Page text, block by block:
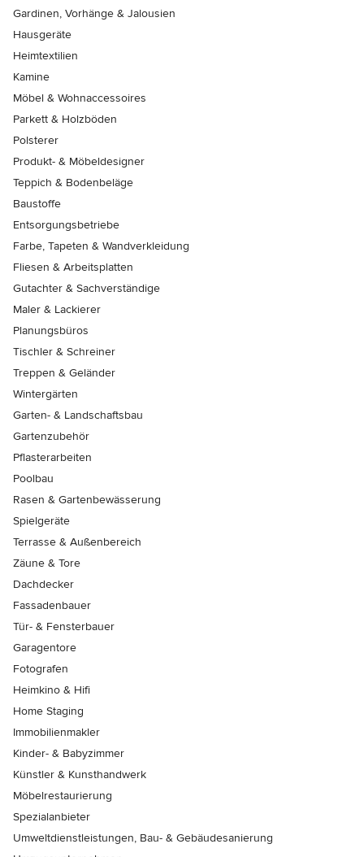
Gardinen, Vorhänge & Jalousien
Hausgeräte
Heimtextilien
Kamine
Möbel & Wohnaccessoires
Parkett & Holzböden
Polsterer
Produkt- & Möbeldesigner
Teppich & Bodenbeläge
Baustoffe
Entsorgungsbetriebe
Farbe, Tapeten & Wandverkleidung
Fliesen & Arbeitsplatten
Gutachter & Sachverständige
Maler & Lackierer
Planungsbüros
Tischler & Schreiner
Treppen & Geländer
Wintergärten
Garten- & Landschaftsbau
Gartenzubehör
Pflasterarbeiten
Poolbau
Rasen & Gartenbewässerung
Spielgeräte
Terrasse & Außenbereich
Zäune & Tore
Dachdecker
Fassadenbauer
Tür- & Fensterbauer
Garagentore
Fotografen
Heimkino & Hifi
Home Staging
Immobilienmakler
Kinder- & Babyzimmer
Künstler & Kunsthandwerk
Möbelrestaurierung
Spezialanbieter
Umweltdienstleistungen, Bau- & Gebäudesanierung